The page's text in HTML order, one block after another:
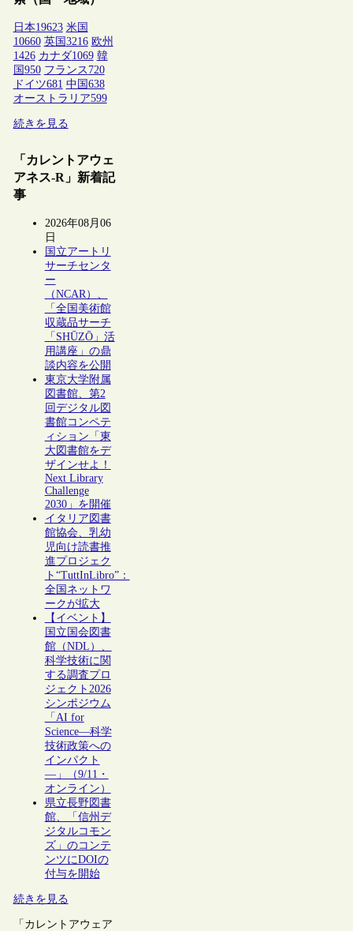
日本19623 米国
10660 英国 3216 欧州
1426 カナダ1069 韓
国 950 フランス 720
ドイツ681 中国 638
オーストラリア599
続きを見る
「カレントアウェ
アネス-R」新着記
事
2026年08月06
日
国立アートリ
サーチセンタ
ー
（NCAR）、
「全国美術館
収蔵品サーチ
「SHŪZŌ」活
用講座」の鼎
談内容を公開
東京大学附属
図書館、第2
回デジタル図
書館コンペテ
ィション「東
大図書館をデ
ザインせよ！
Next Library
Challenge
2030」を開催
イタリア図書
館協会、乳幼
児向け読書推
進プロジェク
ト“TuttInLibro”：
全国ネットワ
ークが拡大
【イベント】
国立国会図書
館（NDL）、
科学技術に関
する調査プロ
ジェクト2026
シンポジウム
「AI for
Science―科学
技術政策への
インパクト
―」（9/11・
オンライン）
県立長野図書
館、「信州デ
ジタルコモン
ズ」のコンテ
ンツにDOIの
付与を開始
続きを見る
「カレントアウェア